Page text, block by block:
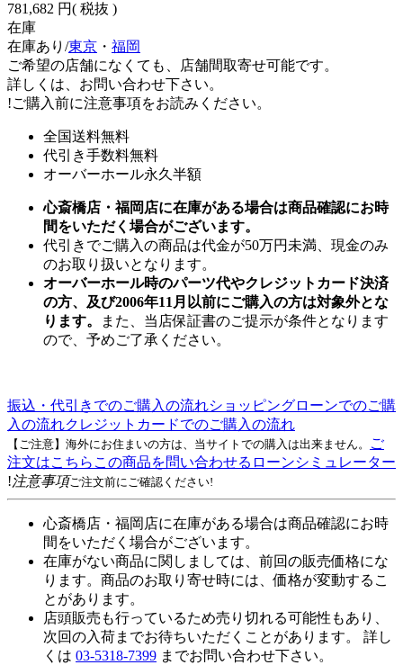
781,682 円( 税抜 )
在庫
在庫あり/東京 ・ 福岡
ご希望の店舗になくても、店舗間取寄せ可能です。
詳しくは、お問い合わせ下さい。
!ご購入前に注意事項をお読みください。
全国送料無料
代引き手数料無料
オーバーホール永久半額
心斎橋店・福岡店に在庫がある場合は商品確認にお時
間をいただく場合がございます。
代引きでご購入の商品は代金が50万円未満、現金のみ
のお取り扱いとなります。
オーバーホール時のパーツ代やクレジットカード決済
の方、及び2006年11月以前にご購入の方は対象外とな
ります。
また、当店保証書のご提示が条件となります
ので、予めご了承ください。
振込・代引きでのご購入の流れショッピングローンでのご購
入の流れクレジットカードでのご購入の流れ
【ご注意】海外にお住まいの方は、当サイトでの購入は出来ません。
ご
注文はこちら この商品を問い合わせる ローンシミュレーター
!注意事項ご注文前にご確認ください!
心斎橋店・福岡店に在庫がある場合は商品確認にお時
間をいただく場合がございます。
在庫がない商品に関しましては、前回の販売価格にな
ります。商品のお取り寄せ時には、価格が変動するこ
とがあります。
店頭販売も行っているため売り切れる可能性もあり、
次回の入荷までお待ちいただくことがあります。 詳し
くは 03-5318-7399 までお問い合わせ下さい。